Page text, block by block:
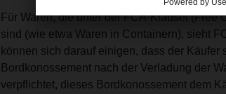
Für Waren, die unter der FCA-Klausel (Free
sind (wie etwa Waren in Containern), sieht
können sich darauf einigen, dass der
Bordkonossement nach der Verladung der
verpflichtet, dieses Bordkonossement dem